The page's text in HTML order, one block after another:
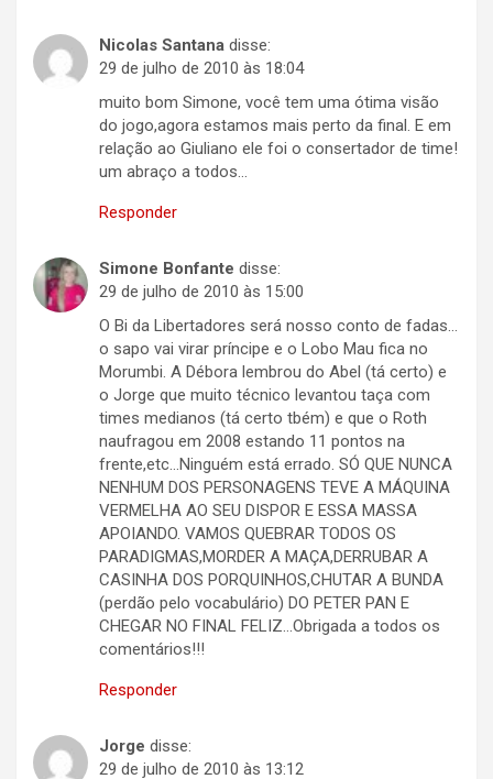
Nicolas Santana disse:
29 de julho de 2010 às 18:04
muito bom Simone, você tem uma ótima visão
do jogo,agora estamos mais perto da final. E em
relação ao Giuliano ele foi o consertador de time!
um abraço a todos…
Responder
Simone Bonfante disse:
29 de julho de 2010 às 15:00
O Bi da Libertadores será nosso conto de fadas…
o sapo vai virar príncipe e o Lobo Mau fica no
Morumbi. A Débora lembrou do Abel (tá certo) e
o Jorge que muito técnico levantou taça com
times medianos (tá certo tbém) e que o Roth
naufragou em 2008 estando 11 pontos na
frente,etc…Ninguém está errado. SÓ QUE NUNCA
NENHUM DOS PERSONAGENS TEVE A MÁQUINA
VERMELHA AO SEU DISPOR E ESSA MASSA
APOIANDO. VAMOS QUEBRAR TODOS OS
PARADIGMAS,MORDER A MAÇA,DERRUBAR A
CASINHA DOS PORQUINHOS,CHUTAR A BUNDA
(perdão pelo vocabulário) DO PETER PAN E
CHEGAR NO FINAL FELIZ…Obrigada a todos os
comentários!!!
Responder
Jorge disse:
29 de julho de 2010 às 13:12